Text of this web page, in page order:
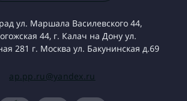
ул. Маршала Василевского 44,
44, г. Калач на Дону ул.
281 г. Москва ул. Бакунинская д.69
ap.pp.ru@yandex.ru